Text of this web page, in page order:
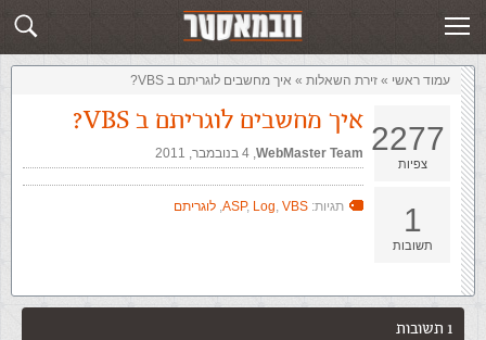
שלח תשובה זירת השאלות
עמוד ראשי » ‏זירת השאלות‏ » איך מחשבים לוגריתם ב VBS?
2277
צפיות
1
תשובות
איך מחשבים לוגריתם ב VBS?
WebMaster Team
,‏ 4 בנובמבר, 2011
תגיות: ASP, Log, VBS
, לוגריתם
1 תשובות